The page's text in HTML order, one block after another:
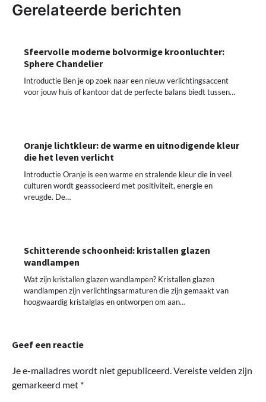
Gerelateerde berichten
Sfeervolle moderne bolvormige kroonluchter:
Sphere Chandelier
Introductie Ben je op zoek naar een nieuw verlichtingsaccent
voor jouw huis of kantoor dat de perfecte balans biedt tussen…
Oranje lichtkleur: de warme en uitnodigende kleur
die het leven verlicht
Introductie Oranje is een warme en stralende kleur die in veel
culturen wordt geassocieerd met positiviteit, energie en
vreugde. De…
Schitterende schoonheid: kristallen glazen
wandlampen
Wat zijn kristallen glazen wandlampen? Kristallen glazen
wandlampen zijn verlichtingsarmaturen die zijn gemaakt van
hoogwaardig kristalglas en ontworpen om aan…
Geef een reactie
Je e-mailadres wordt niet gepubliceerd.Vereiste velden zijn
gemarkeerd met *